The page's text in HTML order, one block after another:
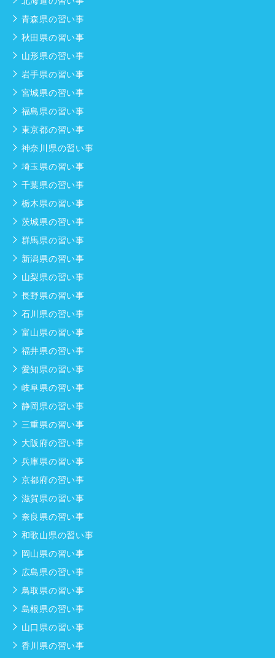
青森県の習い事
秋田県の習い事
山形県の習い事
岩手県の習い事
宮城県の習い事
福島県の習い事
東京都の習い事
神奈川県の習い事
埼玉県の習い事
千葉県の習い事
栃木県の習い事
茨城県の習い事
群馬県の習い事
新潟県の習い事
山梨県の習い事
長野県の習い事
石川県の習い事
富山県の習い事
福井県の習い事
愛知県の習い事
岐阜県の習い事
静岡県の習い事
三重県の習い事
大阪府の習い事
兵庫県の習い事
京都府の習い事
滋賀県の習い事
奈良県の習い事
和歌山県の習い事
岡山県の習い事
広島県の習い事
鳥取県の習い事
島根県の習い事
山口県の習い事
香川県の習い事